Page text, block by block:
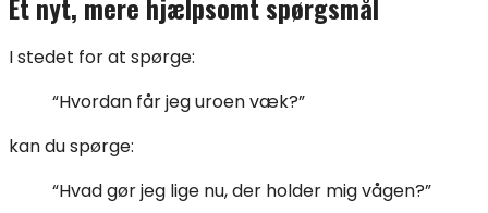
Et nyt, mere hjælpsomt spørgsmål
I stedet for at spørge:
“Hvordan får jeg uroen væk?”
kan du spørge:
“Hvad gør jeg lige nu, der holder mig vågen?”